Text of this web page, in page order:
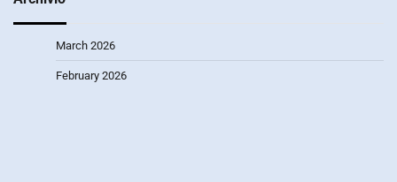
March 2026
February 2026